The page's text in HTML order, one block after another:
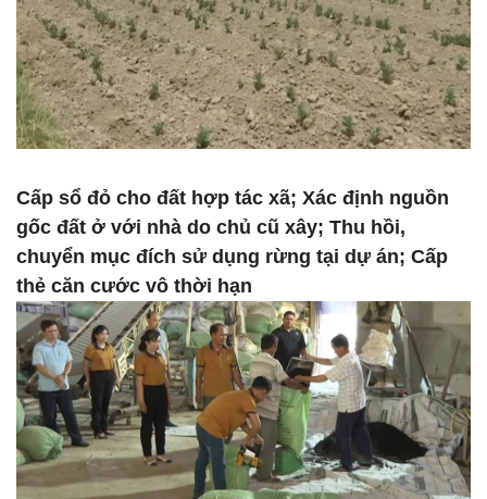
Cấp sổ đỏ cho đất hợp tác xã; Xác định nguồn
gốc đất ở với nhà do chủ cũ xây; Thu hồi,
chuyển mục đích sử dụng rừng tại dự án; Cấp
thẻ căn cước vô thời hạn